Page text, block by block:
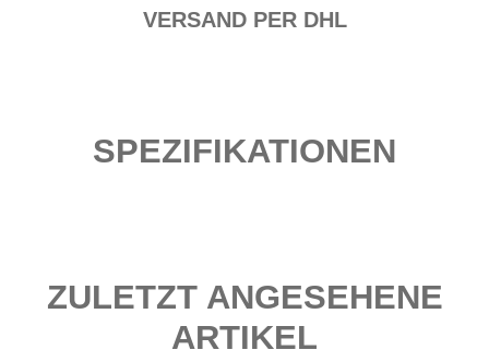
VERSAND PER DHL
SPEZIFIKATIONEN
ZULETZT ANGESEHENE
ARTIKEL